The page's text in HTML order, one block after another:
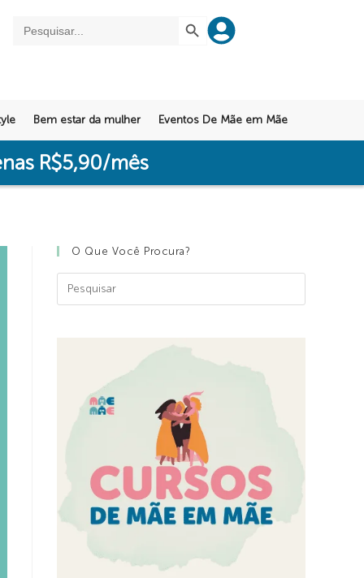
for:
SEARCH BUTTON
Bem estar da mulher Eventos De Mãe em Mãe
R$5,90/mês
O Que Você Procura?